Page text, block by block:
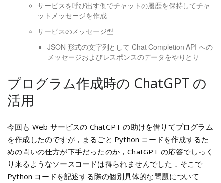
サービスを呼び出す側でチャットの履歴を保持してチャ
ットメッセージを作成
サービスのメッセージ型
JSON 形式の文字列として Chat Completion API への
メッセージおよびレスポンスのデータをやりとり
プログラム作成時の ChatGPT の
活用
今回も Web サービスの ChatGPT の助けを借りてプログラム
を作成したのですが，まるごと Python コードを作成するた
めの問いの仕方が下手だったのか，ChatGPT の応答でしっく
り来るようなソースコードは得られませんでした．そこで
Python コードを記述する際の個別具体的な問題について